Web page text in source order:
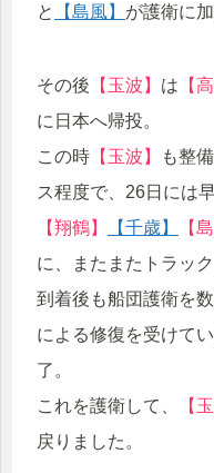
と
【島風】 が護衛に
その後 【玉波】 は 【
に日本へ帰投。
この時 【玉波】
も整
ス程度で、26日には
【翔鶴】
【千歳】 【
に、またまたトラッ
到着後も船団護衛を
による修復を受けて
了。
これを護衛して、
【
戻りました。